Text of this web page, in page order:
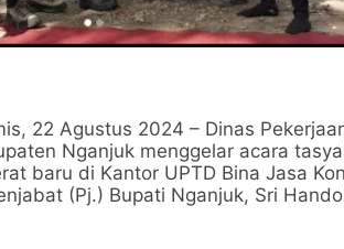
22 Agustus 2024 – Dinas
Nganjuk menggelar acara
baru di Kantor UPTD Bina Jasa
(Pj.) Bupati Nganjuk, Sri